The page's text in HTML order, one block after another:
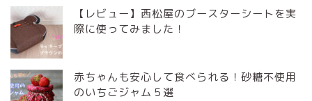
【レビュー】西松屋のブースターシートを実
際に使ってみました！
赤ちゃんも安心して食べられる！砂糖不使用
のいちごジャム５選